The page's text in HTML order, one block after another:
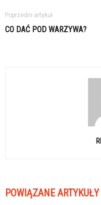
Poprzedni artykuł
CO DAĆ POD WARZYWA?
POWIĄZANE ARTYKUŁY